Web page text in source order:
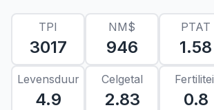
TPI
3017
NM$
946
PTAT
1.58
Levensduur
4.9
Celgetal
2.83 0.8